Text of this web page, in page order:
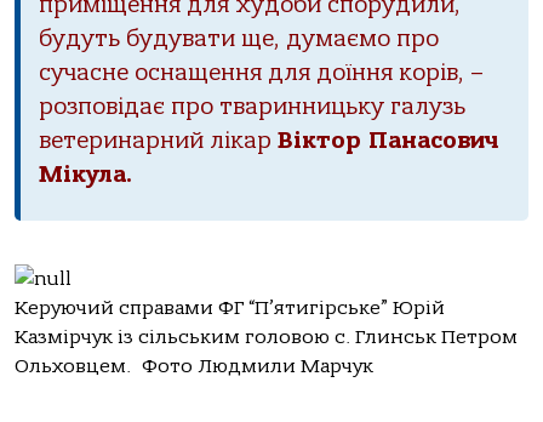
приміщення для худоби спорудили,
будуть будувати ще, думаємо про
сучасне оснащення для доїння корів, –
розповідає про тваринницьку галузь
ветеринарний лікар Віктор Панасович
Мікула.
Керуючий справами ФГ “П’ятигірське” Юрій
Казмірчук із сільським головою с. Глинськ Петром
Ольховцем. Фото Людмили Марчук